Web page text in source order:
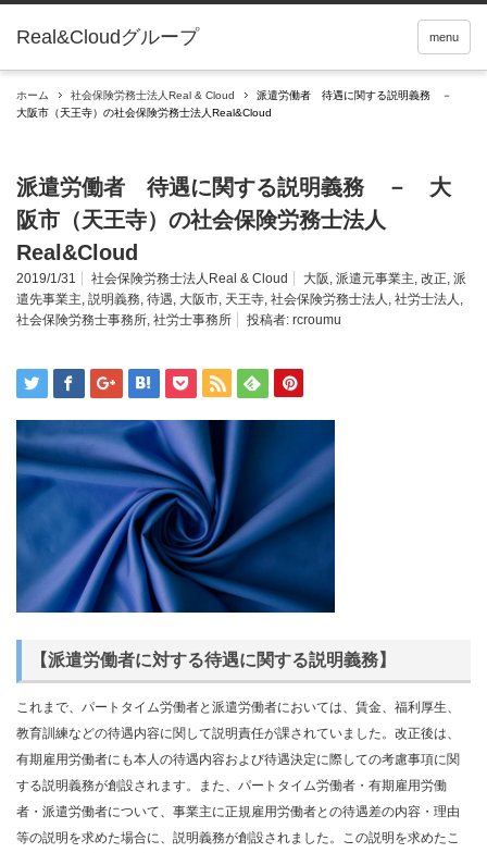
Real&Cloudグループ menu
ホーム 社会保険労務士法人Real & Cloud
派遣労働者 待遇に関する説明義務 －
大阪市（天王寺）の社会保険労務士法人Real&Cloud
派遣労働者 待遇に関する説明義務 － 大
阪市（天王寺）の社会保険労務士法人
Real&Cloud
2019/1/31 社会保険労務士法人Real & Cloud 大阪 , 派遣元事業主, 改正, 派
遣先事業主, 説明義務, 待遇, 大阪市, 天王寺, 社会保険労務士法人 , 社労士法人 ,
社会保険労務士事務所, 社労士事務所 投稿者: rcroumu
【派遣労働者に対する待遇に関する説明義務】
これまで、パートタイム労働者と派遣労働者においては、賃金、福利厚生、
教育訓練などの待遇内容に関して説明責任が課されていました。改正後は、
有期雇用労働者にも本人の待遇内容および待遇決定に際しての考慮事項に関
する説明義務が創設されます。また、パートタイム労働者・有期雇用労働
者・派遣労働者について、事業主に正規雇用労働者との待遇差の内容・理由
等の説明を求めた場合に、説明義務が創設されました。この説明を求めたこ